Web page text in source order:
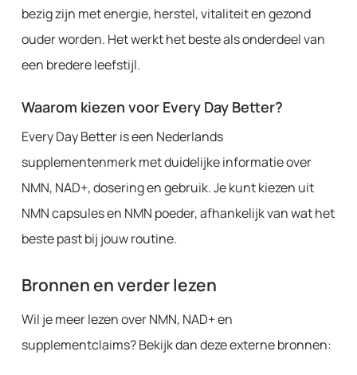
bezig zijn met energie, herstel, vitaliteit en gezond
ouder worden. Het werkt het beste als onderdeel van
een bredere leefstijl.
Waarom kiezen voor Every Day Better?
Every Day Better is een Nederlands
supplementenmerk met duidelijke informatie over
NMN, NAD+, dosering en gebruik. Je kunt kiezen uit
NMN capsules en NMN poeder, afhankelijk van wat het
beste past bij jouw routine.
Bronnen en verder lezen
Wil je meer lezen over NMN, NAD+ en
supplementclaims? Bekijk dan deze externe bronnen: